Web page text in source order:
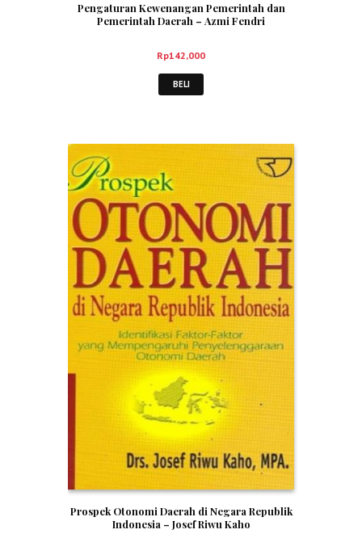
Pengaturan Kewenangan Pemerintah dan
Pemerintah Daerah – Azmi Fendri
Rp142,000
BELI
Prospek Otonomi Daerah di Negara Republik
Indonesia – Josef Riwu Kaho